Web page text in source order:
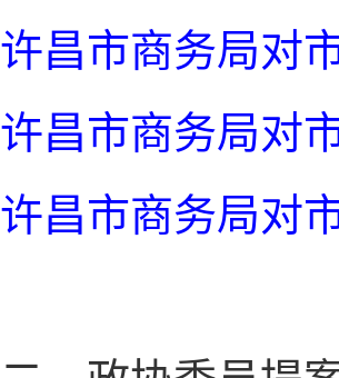
许昌市商务局对
许昌市商务局对
许昌市商务局对